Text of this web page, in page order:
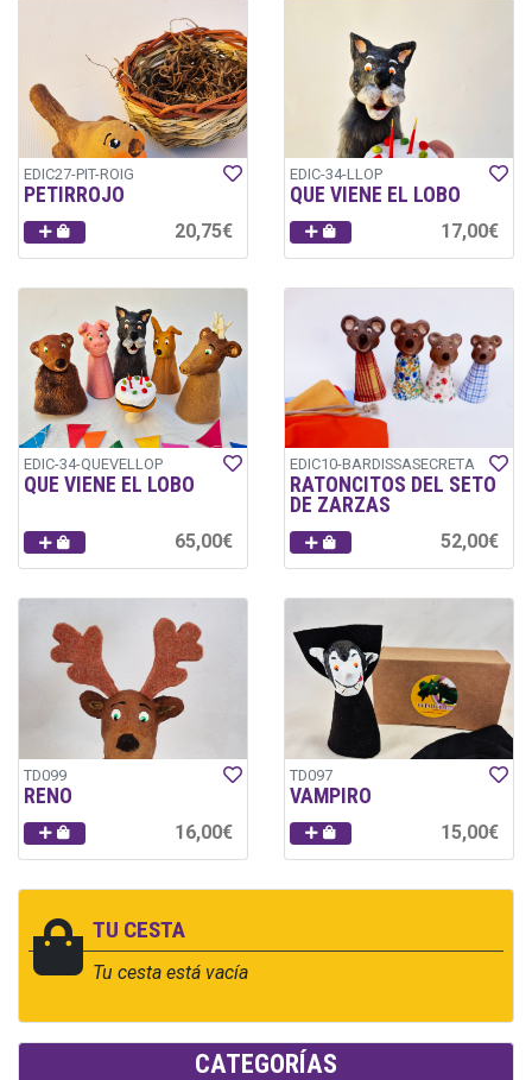
TU CESTA
Tu cesta está vacía
CATEGORÍAS
EDIC27-PIT-ROIG
PETIRROJO
20,75€
EDIC-34-LLOP
QUE VIENE EL LOBO
17,00€
EDIC-34-QUEVELLOP
QUE VIENE EL LOBO
65,00€
EDIC10-BARDISSASECRETA
RATONCITOS DEL SETO
DE ZARZAS
52,00€
TD099
RENO
16,00€
TD097
VAMPIRO
15,00€